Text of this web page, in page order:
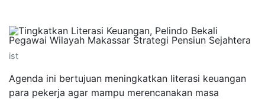
ist
Agenda ini bertujuan meningkatkan literasi keuangan
para pekerja agar mampu merencanakan masa